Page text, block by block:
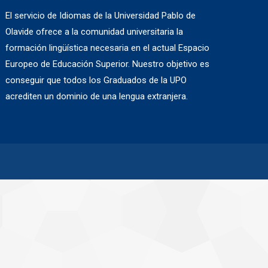
El servicio de Idiomas de la Universidad Pablo de
Olavide ofrece a la comunidad universitaria la
formación lingüística necesaria en el actual Espacio
Europeo de Educación Superior. Nuestro objetivo es
conseguir que todos los Graduados de la UPO
acrediten un dominio de una lengua extranjera.